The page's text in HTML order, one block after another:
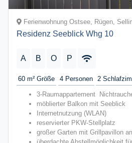
Ferienwohnung Ostsee, Rügen,
Residenz Seeblick Whg 10
A B O P
60 m² Größe 4 Personen 2
3-Raumappartement
möblierter Balkon mit Seeblick
Internetnutzung (WLAN)
reservierter PKW-Stellplatz
großer Garten mit Grillpavillon